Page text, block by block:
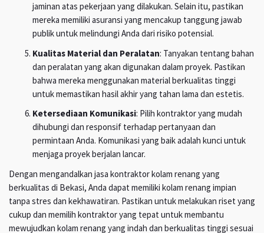
jaminan atas pekerjaan yang dilakukan. Selain itu, pastikan
mereka memiliki asuransi yang mencakup tanggung jawab
publik untuk melindungi Anda dari risiko potensial.
Kualitas Material dan Peralatan: Tanyakan tentang bahan
dan peralatan yang akan digunakan dalam proyek. Pastikan
bahwa mereka menggunakan material berkualitas tinggi
untuk memastikan hasil akhir yang tahan lama dan estetis.
Ketersediaan Komunikasi: Pilih kontraktor yang mudah
dihubungi dan responsif terhadap pertanyaan dan
permintaan Anda. Komunikasi yang baik adalah kunci untuk
menjaga proyek berjalan lancar.
Dengan mengandalkan jasa kontraktor kolam renang yang
berkualitas di Bekasi, Anda dapat memiliki kolam renang impian
tanpa stres dan kekhawatiran. Pastikan untuk melakukan riset yang
cukup dan memilih kontraktor yang tepat untuk membantu
mewujudkan kolam renang yang indah dan berkualitas tinggi sesuai